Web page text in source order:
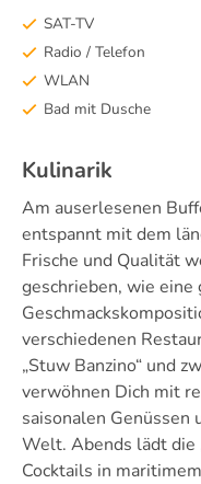
SAT-TV
Radio / Telefon
WLAN
Bad mit Dusche
Kulinarik
Am auserlesenen
entspannt mit dem
Frische und Qualität
geschrieben, wie
verschiedenen
„Stuw Banzino“ und
verwöhnen Dich mit
saisonalen Genüssen
Welt. Abends lädt die
Cocktails in